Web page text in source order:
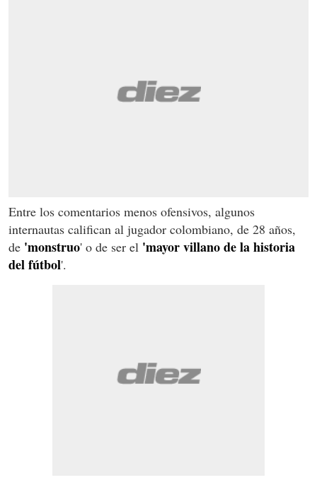
Entre los comentarios menos ofensivos, algunos
internautas califican al jugador colombiano, de 28 años,
de 'monstruo' o de ser el 'mayor villano de la historia
del fútbol'.